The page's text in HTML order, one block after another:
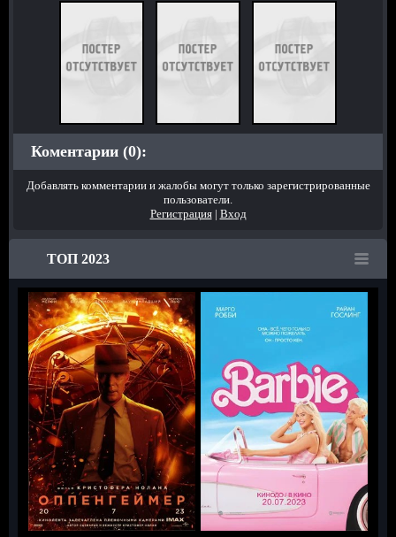
Коментарии (0):
Добавлять комментарии и жалобы могут только зарегистрированные
пользователи.
Регистрация| Вход
ТОП 2023